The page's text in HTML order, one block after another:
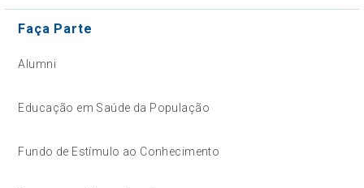
Faça Parte
Alumni
Educação em Saúde da População
Fundo de Estímulo ao Conhecimento